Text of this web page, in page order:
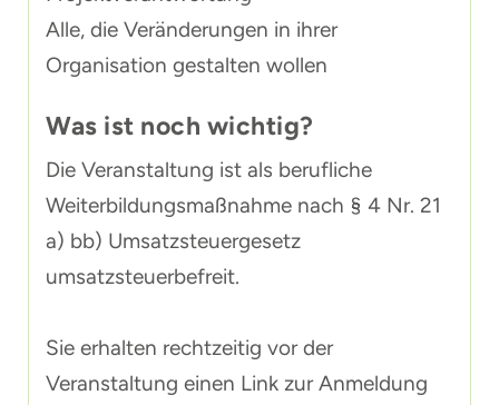
Alle, die Veränderungen in ihrer
Organisation gestalten wollen
Was ist noch wichtig?
Die Veranstaltung ist als berufliche
Weiterbildungsmaßnahme nach § 4 Nr. 21
a) bb) Umsatzsteuergesetz
umsatzsteuerbefreit.
Sie erhalten rechtzeitig vor der
Veranstaltung einen Link zur Anmeldung